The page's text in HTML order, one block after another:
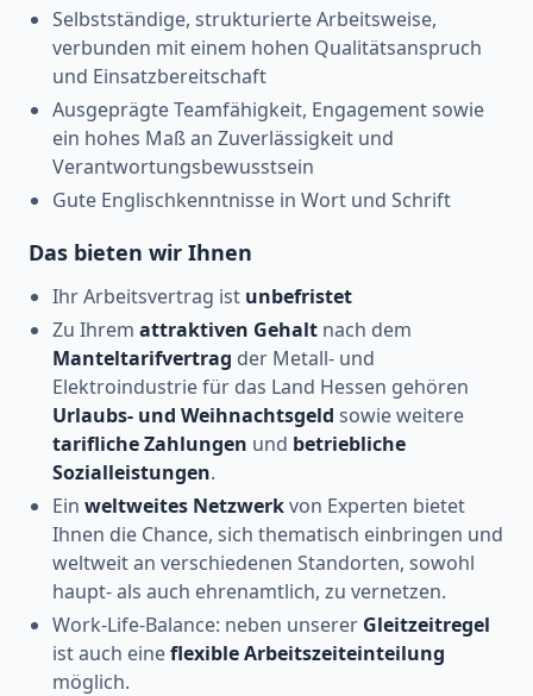
Selbstständige, strukturierte Arbeitsweise,
verbunden mit einem hohen Qualitätsanspruch
und Einsatzbereitschaft
Ausgeprägte Teamfähigkeit, Engagement sowie
ein hohes Maß an Zuverlässigkeit und
Verantwortungsbewusstsein
Gute Englischkenntnisse in Wort und Schrift
Das bieten wir Ihnen
Ihr Arbeitsvertrag ist unbefristet
Zu Ihrem attraktiven Gehalt nach dem
Manteltarifvertrag der Metall- und
Elektroindustrie für das Land Hessen gehören
Urlaubs- und Weihnachtsgeld sowie weitere
tarifliche Zahlungen und betriebliche
Sozialleistungen.
Ein weltweites Netzwerkvon Experten bietet
Ihnen die Chance, sich thematisch einbringen und
weltweit an verschiedenen Standorten, sowohl
haupt- als auch ehrenamtlich, zu vernetzen.
Work-Life-Balance: neben unserer Gleitzeitregel
ist auch eineflexible Arbeitszeiteinteilung
möglich.